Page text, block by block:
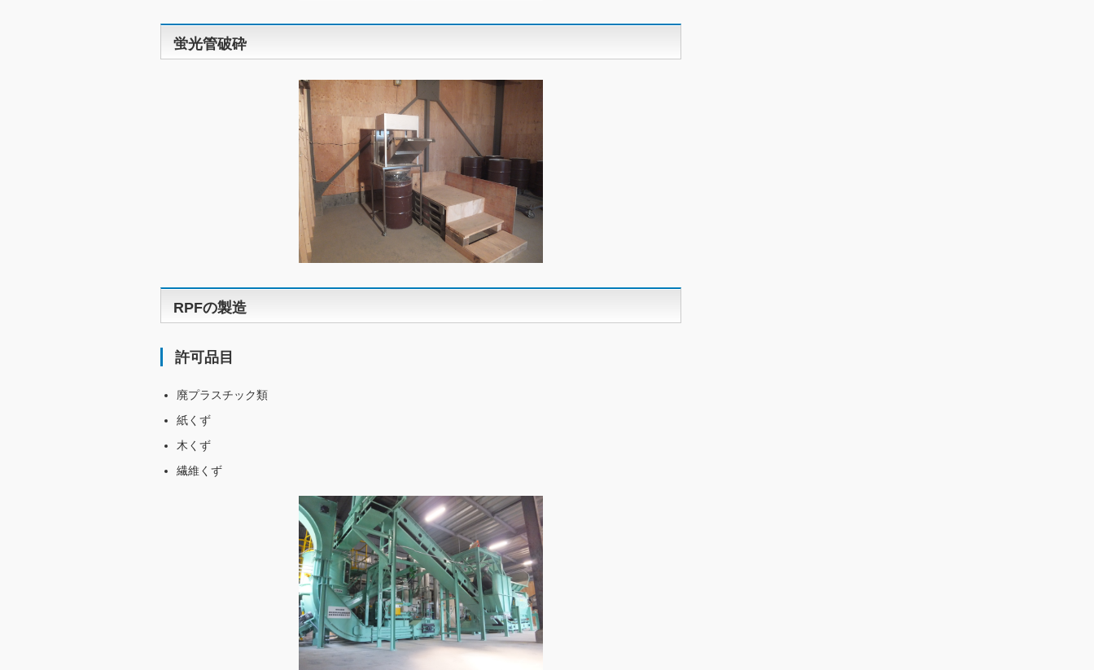
蛍光管破砕
RPFの製造
許可品目
廃プラスチック類
紙くず
木くず
繊維くず